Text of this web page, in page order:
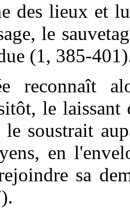
des lieux et
le
(1, 385-
reconnaît
le
le soustrait
en
sa